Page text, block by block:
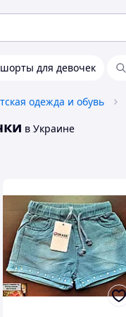
для девочек
одежда и обувь
в Украине